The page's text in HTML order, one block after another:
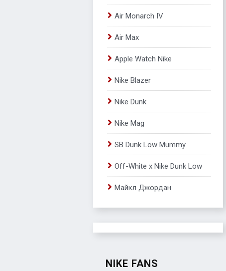
Air Monarch IV
Air Max
Apple Watch Nike
Nike Blazer
Nike Dunk
Nike Mag
SB Dunk Low Mummy
Off-White x Nike Dunk Low
Майкл Джордан
NIKE FANS